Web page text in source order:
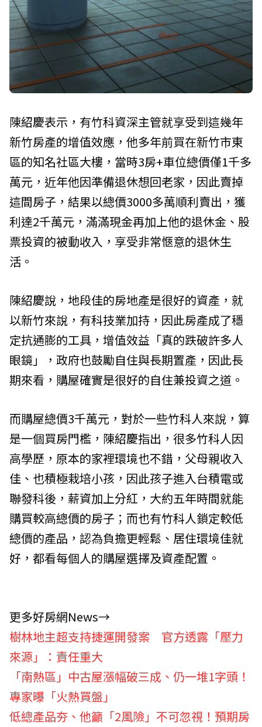
陳紹慶表示，有竹科資深主管就享受到這幾年
新竹房產的增值效應，他多年前買在新竹市東
區的知名社區大樓，當時3房+車位總價僅1千多
萬元，近年他因準備退休想回老家，因此賣掉
這間房子，結果以總價3000多萬順利賣出，獲
利達2千萬元，滿滿現金再加上他的退休金、股
票投資的被動收入，享受非常愜意的退休生
活。
陳紹慶說，地段佳的房地產是很好的資產，就
以新竹來說，有科技業加持，因此房產成了穩
定抗通膨的工具，增值效益「真的跌破許多人
眼鏡」，政府也鼓勵自住與長期置產，因此長
期來看，購屋確實是很好的自住兼投資之道。
而購屋總價3千萬元，對於一些竹科人來說，算
是一個買房門檻，陳紹慶指出，很多竹科人因
高學歷，原本的家裡環境也不錯，父母親收入
佳、也積極栽培小孩，因此孩子進入台積電或
聯發科後，薪資加上分紅，大約五年時間就能
購買較高總價的房子；而也有竹科人鎖定較低
總價的產品，認為負擔更輕鬆、居住環境佳就
好，都看每個人的購屋選擇及資產配置。
更多好房網News→
樹林地主超支持捷運開發案 官方透露「壓力
來源」：責任重大
「南熱區」中古屋漲幅破三成、仍一堆1字頭！
專家曝「火熱買盤」
低總產品夯、他籲「2風險」不可忽視！預期房